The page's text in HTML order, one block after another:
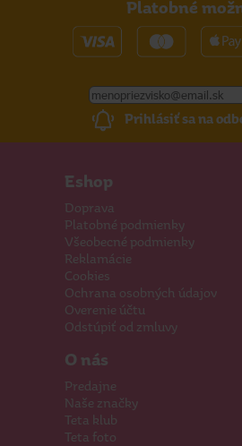
Platobné
Prihlásiť sa na
Eshop
Doprava
Platobné podmienky
Všeobecné podmienky
Reklamácie
Cookies
Ochrana osobných údajov
Overenie účtu
Odstúpiť od zmluvy
O nás
Predajne
Naše značky
Teta klub
Teta foto